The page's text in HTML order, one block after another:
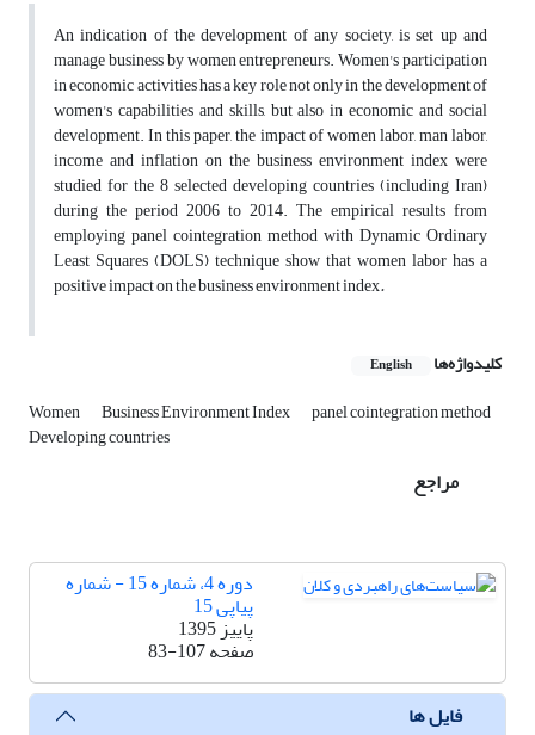
An indication of the development of any society, is set up and
manage business by women entrepreneurs. Women's participation
in economic activities has a key role not only in the development of
women's capabilities and skills, but also in economic and social
development. In this paper, the impact of women labor, man labor,
income and inflation on the business environment index were
studied for the 8 selected developing countries (including Iran)
during the period 2006 to 2014. The empirical results from
employing panel cointegration method with Dynamic Ordinary
Least Squares (DOLS) technique show that women labor has a
positive impact on the business environment index.
کلیدواژه‌ها English
Women Business Environment Index panel cointegration method
Developing countries
مراجع
دوره 4، شماره 15 - شماره
پیاپی 15
پاییز 1395
صفحه83-107
فایل ها